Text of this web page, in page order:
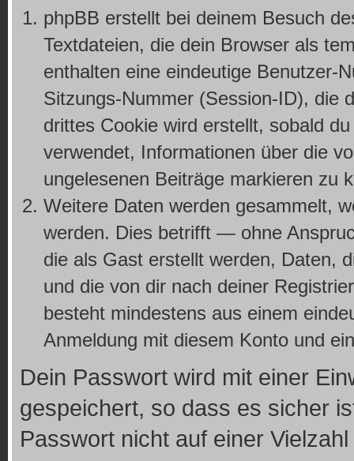
phpBB erstellt bei deinem Besuch
Textdateien, die dein Browser als
enthalten eine eindeutige Benutzer-
Sitzungs-Nummer (Session-ID), die
drittes Cookie wird erstellt, sobald
verwendet, Informationen über die
ungelesenen Beiträge markieren zu
Weitere Daten werden gesammelt,
werden. Dies betrifft — ohne
die als Gast erstellt werden, Daten,
und die von dir nach deiner
besteht mindestens aus einem
Anmeldung mit diesem Konto und
Dein Passwort wird mit einer
gespeichert, so dass es sicher
Passwort nicht auf einer